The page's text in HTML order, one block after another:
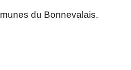
du Bonnevalais.